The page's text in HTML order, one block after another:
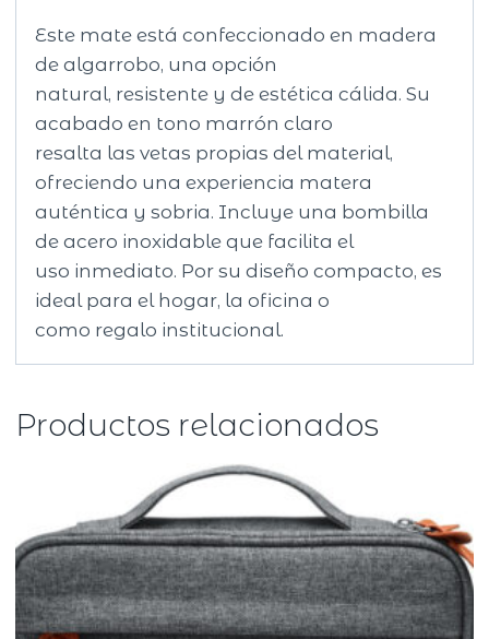
Este mate está confeccionado en madera
de algarrobo, una opción
natural, resistente y de estética cálida. Su
acabado en tono marrón claro
resalta las vetas propias del material,
ofreciendo una experiencia matera
auténtica y sobria. Incluye una bombilla
de acero inoxidable que facilita el
uso inmediato. Por su diseño compacto, es
ideal para el hogar, la oficina o
como regalo institucional.
Productos relacionados